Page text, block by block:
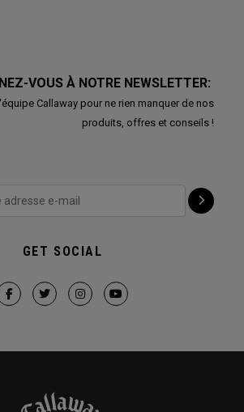
VOUS À NOTRE NEWSLETTER:
Callaway pour ne rien manquer de nos
produits, offres et conseils !
GET SOCIAL